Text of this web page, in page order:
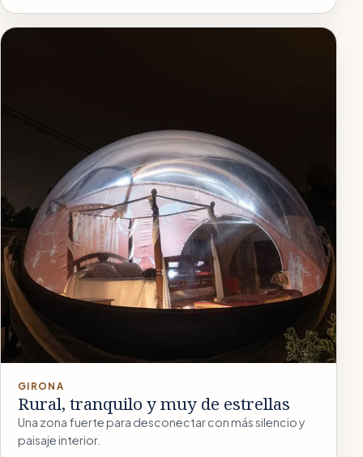
GIRONA
Rural, tranquilo y muy de estrellas
Una zona fuerte para desconectar con más silencio y
paisaje interior.